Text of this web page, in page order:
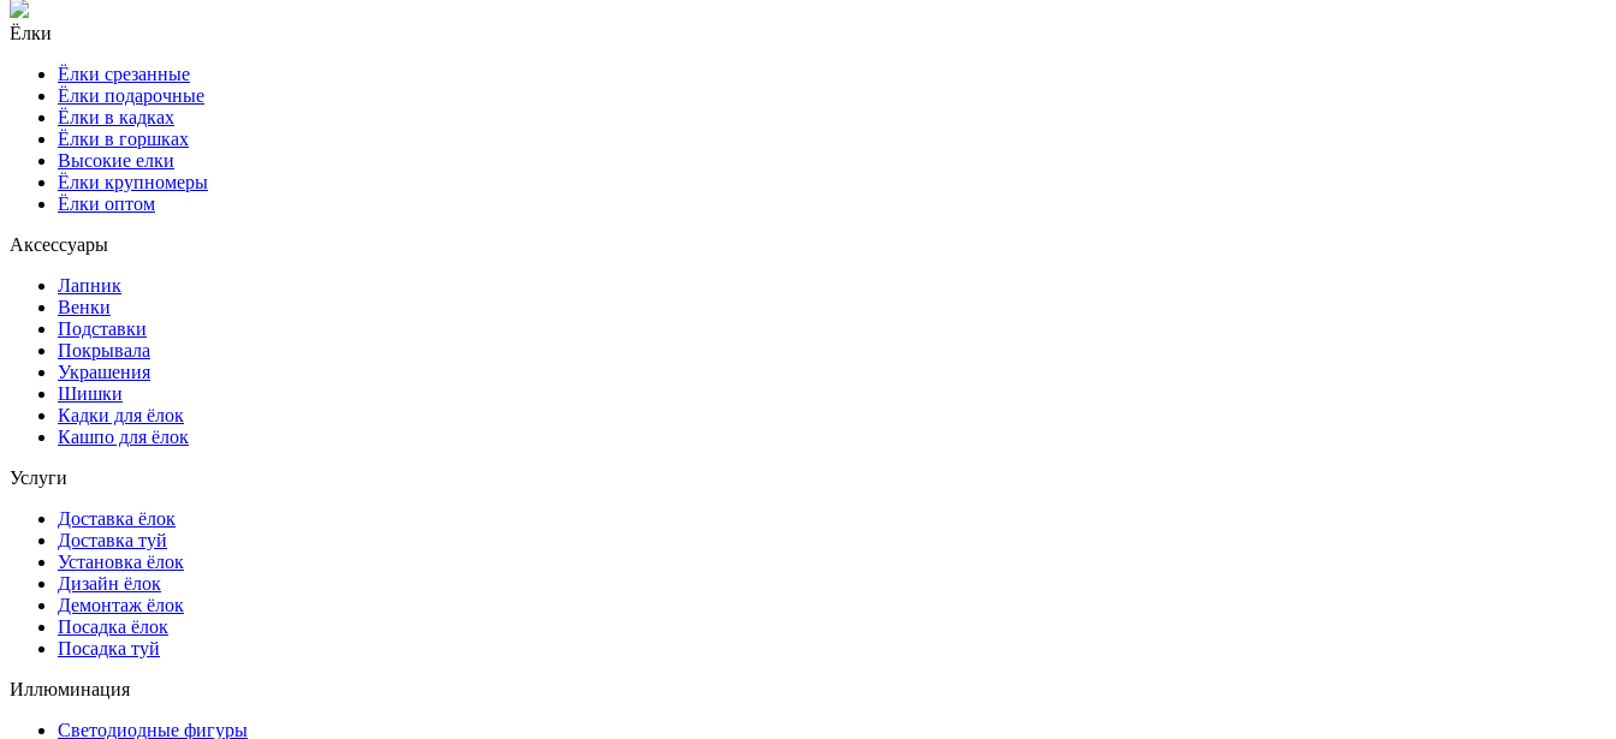
Ёлки
Ёлки срезанные
Ёлки подарочные
Ёлки в кадках
Ёлки в горшках
Высокие елки
Ёлки крупномеры
Ёлки оптом
Аксессуары
Лапник
Венки
Подставки
Покрывала
Украшения
Шишки
Кадки для ёлок
Кашпо для ёлок
Услуги
Доставка ёлок
Доставка туй
Установка ёлок
Дизайн ёлок
Демонтаж ёлок
Посадка ёлок
Посадка туй
Иллюминация
Светодиодные фигуры